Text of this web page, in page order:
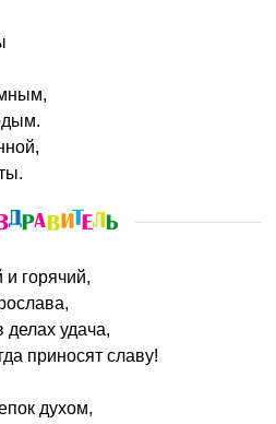
и горячий,
делах удача,
приносят славу!
духом,